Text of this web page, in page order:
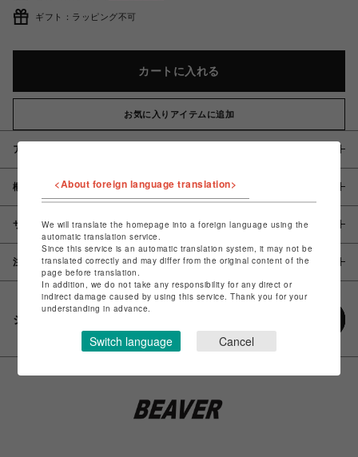
ギフト：ラッピング不可
カートに入れる
お気に入りアイテムに追加
アイテム説明 / 素材
概要
サイズ
注意事項
シェアする
<About foreign language translation>
We will translate the homepage into a foreign language using the
automatic translation service.
Since this service is an automatic translation system, it may not be
translated correctly and may differ from the original content of the
page before translation.
In addition, we do not take any responsibility for any direct or
indirect damage caused by using this service. Thank you for your
understanding in advance.
Switch language Cancel